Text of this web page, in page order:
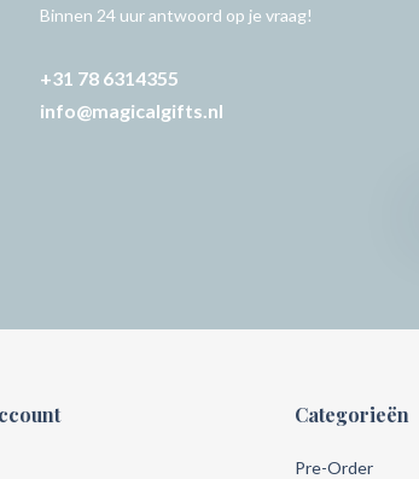
Binnen 24 uur antwoord op je vraag!
+31 78 6314355
info@magicalgifts.nl
Categorieën
Pre-Order